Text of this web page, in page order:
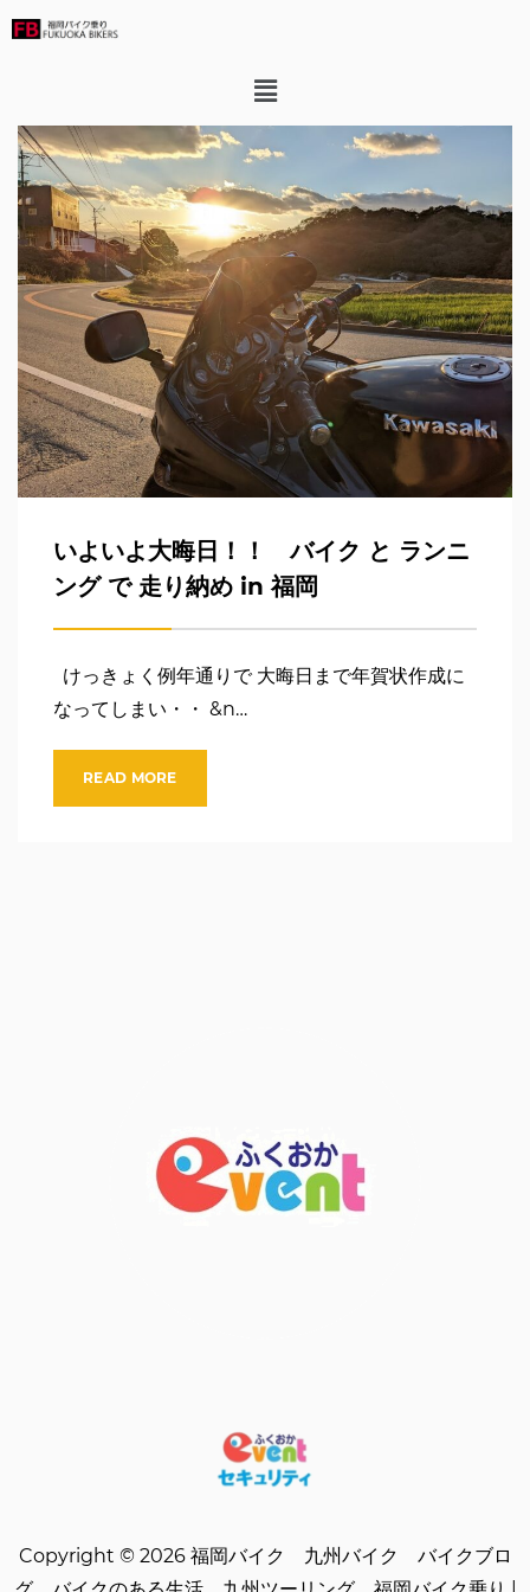
いよいよ大晦日！！ バイク と ランニ
ング で 走り納め in 福岡
けっきょく例年通りで 大晦日まで年賀状作成に
なってしまい・・ &n…
READ MORE
Copyright © 2026 福岡バイク 九州バイク バイクブロ